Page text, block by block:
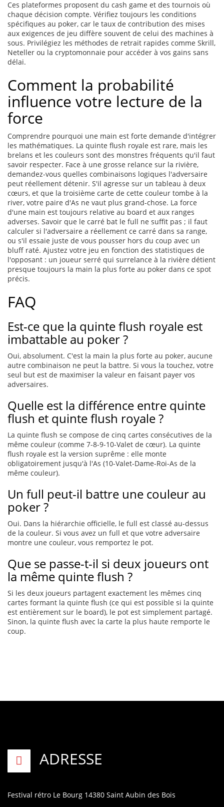
Ces plateformes proposent du cash game et des tournois où
chaque décision compte. Vérifiez toujours les conditions
spécifiques au poker, car le taux de contribution des mises
aux exigences de jeu diffère souvent de celui des machines à
sous. Privilégiez les méthodes de retrait rapides comme Skrill,
Neteller ou la cryptomonnaie pour accéder à vos gains sans
délai.
Comment la probabilité
influence votre lecture de la
force
Comprendre pourquoi une main est forte demande d'intégrer
les mathématiques. La quinte flush royale est rare, mais les
brelans et les couleurs sont des monstres fréquents qu'il faut
savoir respecter. Face à une grosse relance sur la rivière,
demandez-vous quelles combinaisons logiques l'adversaire
peut réellement détenir. S'il agresse sur un tableau à deux
cœurs, et que la troisième carte de cette couleur tombe à la
river, votre paire d'As ne vaut plus grand-chose. La force
d'une main est toujours relative au board et aux ranges
adverses. Savoir que le carré bat le full ne suffit pas ; il faut
calculer si l'adversaire a réellement ce carré dans sa range,
ou s'il essaie juste de vous pousser hors du coup avec un
bluff raté. Ajustez votre jeu en fonction des statistiques de
l'opposant : un joueur serré qui surrelance à la rivière détient
presque toujours la main la plus forte au poker dans ce spot
précis.
FAQ
Est-ce que la quinte flush royale est
imbattable au poker ?
Oui, absolument. C'est la main la plus forte au poker, aucune
autre combinaison ne peut la battre. Si vous la touchez, votre
seul but est de maximiser la valeur en faisant payer vos
adversaires.
Quelle est la différence entre quinte
flush et quinte flush royale ?
La quinte flush se compose de cinq cartes consécutives de la
même couleur (comme 7-8-9-10-Valet de cœur). La quinte
flush royale est la version suprême : elle monte
obligatoirement jusqu'à l'As (10-Valet-Dame-Roi-As de la
même couleur).
Un full peut-il battre une couleur au
poker ?
Oui. Dans la hiérarchie officielle, le full est classé au-dessus
de la couleur. Si vous avez un full et que votre adversaire
montre une couleur, vous remportez le pot.
Que se passe-t-il si deux joueurs ont
la même quinte flush ?
Si les deux joueurs partagent exactement les mêmes cinq
cartes formant la quinte flush (ce qui est possible si la quinte
est entièrement sur le board), le pot est simplement partagé.
Sinon, la quinte flush avec la carte la plus haute remporte le
coup.
ADRESSE
Festival rétro Le Bourg 14380 Saint Aubin des Bois